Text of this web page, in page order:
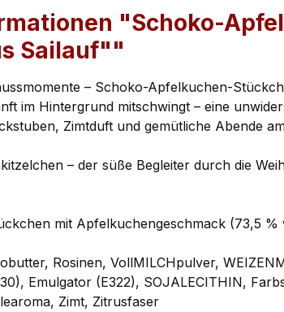
"Schoko-
Sailauf""
– Schoko-Apfelkuchen-
im Hintergrund mitschwingt – eine
Zimtduft und gemütliche Abende
– der süße Begleiter durch die
mit Apfelkuchengeschmack (73,5
Rosinen, VollMILCHpulver,
Emulgator (E322), SOJALECITHIN,
Zimt, Zitrusfaser